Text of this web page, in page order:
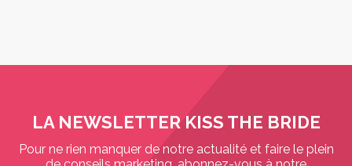
LA NEWSLETTER KISS THE BRIDE
Pour ne rien manquer de notre actualité et faire le plein